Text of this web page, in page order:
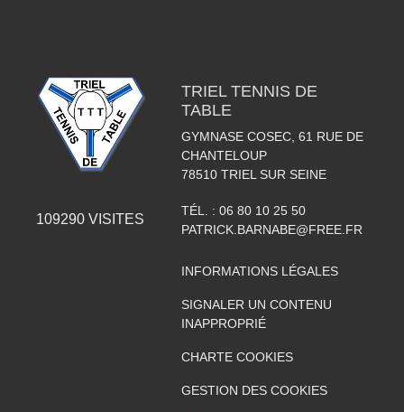
109290 VISITES
TRIEL TENNIS DE
TABLE
GYMNASE COSEC, 61 RUE DE
CHANTELOUP
78510 TRIEL SUR SEINE
TÉL. : 06 80 10 25 50
PATRICK.BARNABE@FREE.FR
INFORMATIONS LÉGALES
SIGNALER UN CONTENU
INAPPROPRIÉ
CHARTE COOKIES
GESTION DES COOKIES